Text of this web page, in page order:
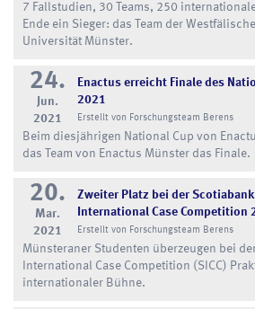
7 Fallstudien, 30 Teams, 250
Ende ein Sieger: das Team der
Universität Münster.
24.
Jun.
2021
Enactus erreicht Finale des
2021
Erstellt von Forschungsteam Berens
Beim diesjährigen National Cup von
das Team von Enactus Münster das Finale.
20.
Mar.
2021
Zweiter Platz bei der Scotiabank
International Case Competition
Erstellt von Forschungsteam Berens
Münsteraner Studenten überzeugen bei
International Case Competition (SICC)
internationaler Bühne.